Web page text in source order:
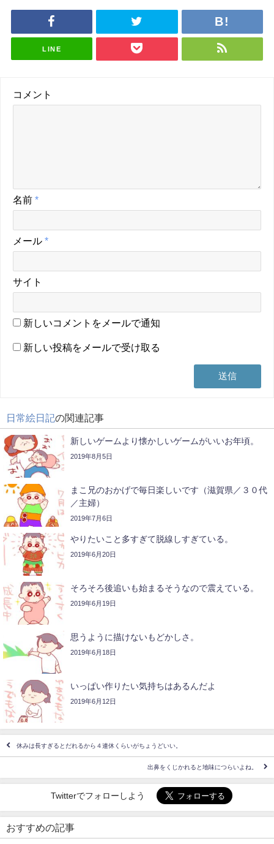
LINE
コメント
名前 *
メール *
サイト
新しいコメントをメールで通知
新しい投稿をメールで受け取る
日常絵日記の関連記事
新しいゲームより懐かしいゲームがいいお年頃。
2019年8月5日
まこ兄のおかげで毎日楽しいです（滋賀県／３０代
／主婦）
2019年7月6日
やりたいこと多すぎて脱線しすぎている。
2019年6月20日
そろそろ後追いも始まるそうなので震えている。
2019年6月19日
思うように描けないもどかしさ。
2019年6月18日
いっぱい作りたい気持ちはあるんだよ
2019年6月12日
休みは長すぎるとだれるから４連休くらいがちょうどいい。
出鼻をくじかれると地味につらいよね。
Twitterでフォローしよう
おすすめの記事